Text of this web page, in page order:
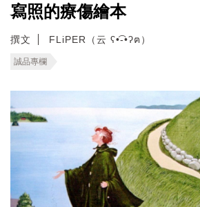
寫照的療傷繪本
撰文 FLiPER（云 ʕ•͡-•ʔฅ）
誠品專欄